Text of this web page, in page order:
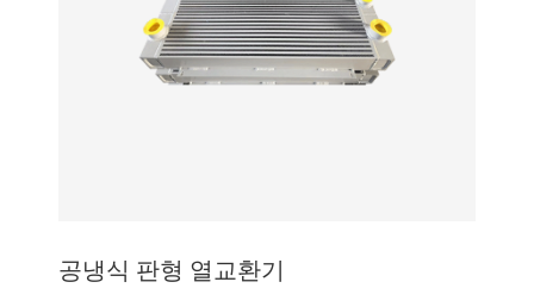
공냉식 판형 열교환기